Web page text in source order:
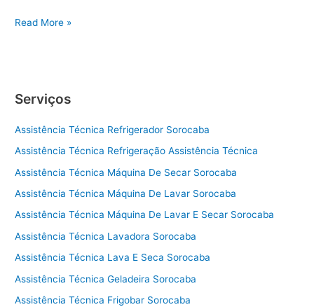
A
t
n
c
a
t
n
i
a
f
Read More »
Serviços
Assistência Técnica Refrigerador Sorocaba
Assistência Técnica Refrigeração Assistência Técnica
Assistência Técnica Máquina De Secar Sorocaba
Assistência Técnica Máquina De Lavar Sorocaba
Assistência Técnica Máquina De Lavar E Secar Sorocaba
Assistência Técnica Lavadora Sorocaba
Assistência Técnica Lava E Seca Sorocaba
Assistência Técnica Geladeira Sorocaba
Assistência Técnica Frigobar Sorocaba